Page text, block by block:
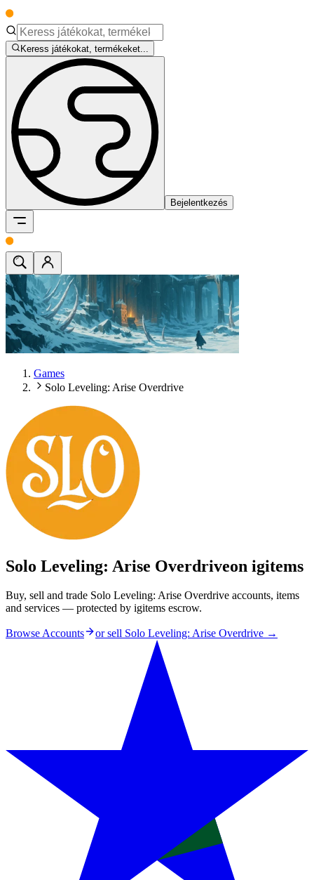
Keress játékokat, termékeket...
Bejelentkezés
Games
Solo Leveling: Arise Overdrive
Solo Leveling: Arise Overdriveon igitems
Buy, sell and trade Solo Leveling: Arise Overdrive accounts, items
and services — protected by igitems escrow.
Browse Accounts or sell Solo Leveling: Arise Overdrive →